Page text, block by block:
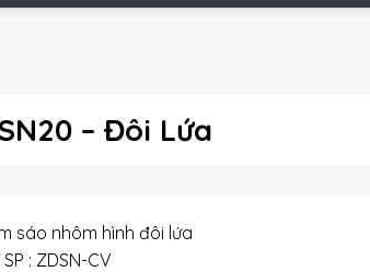
– Đôi Lứa
sáo nhôm hình đôi lứa
: ZDSN-CV